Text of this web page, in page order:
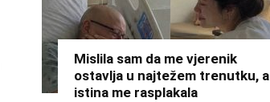
Mislila sam da me vjerenik
ostavlja u najtežem trenutku, a
istina me rasplakala